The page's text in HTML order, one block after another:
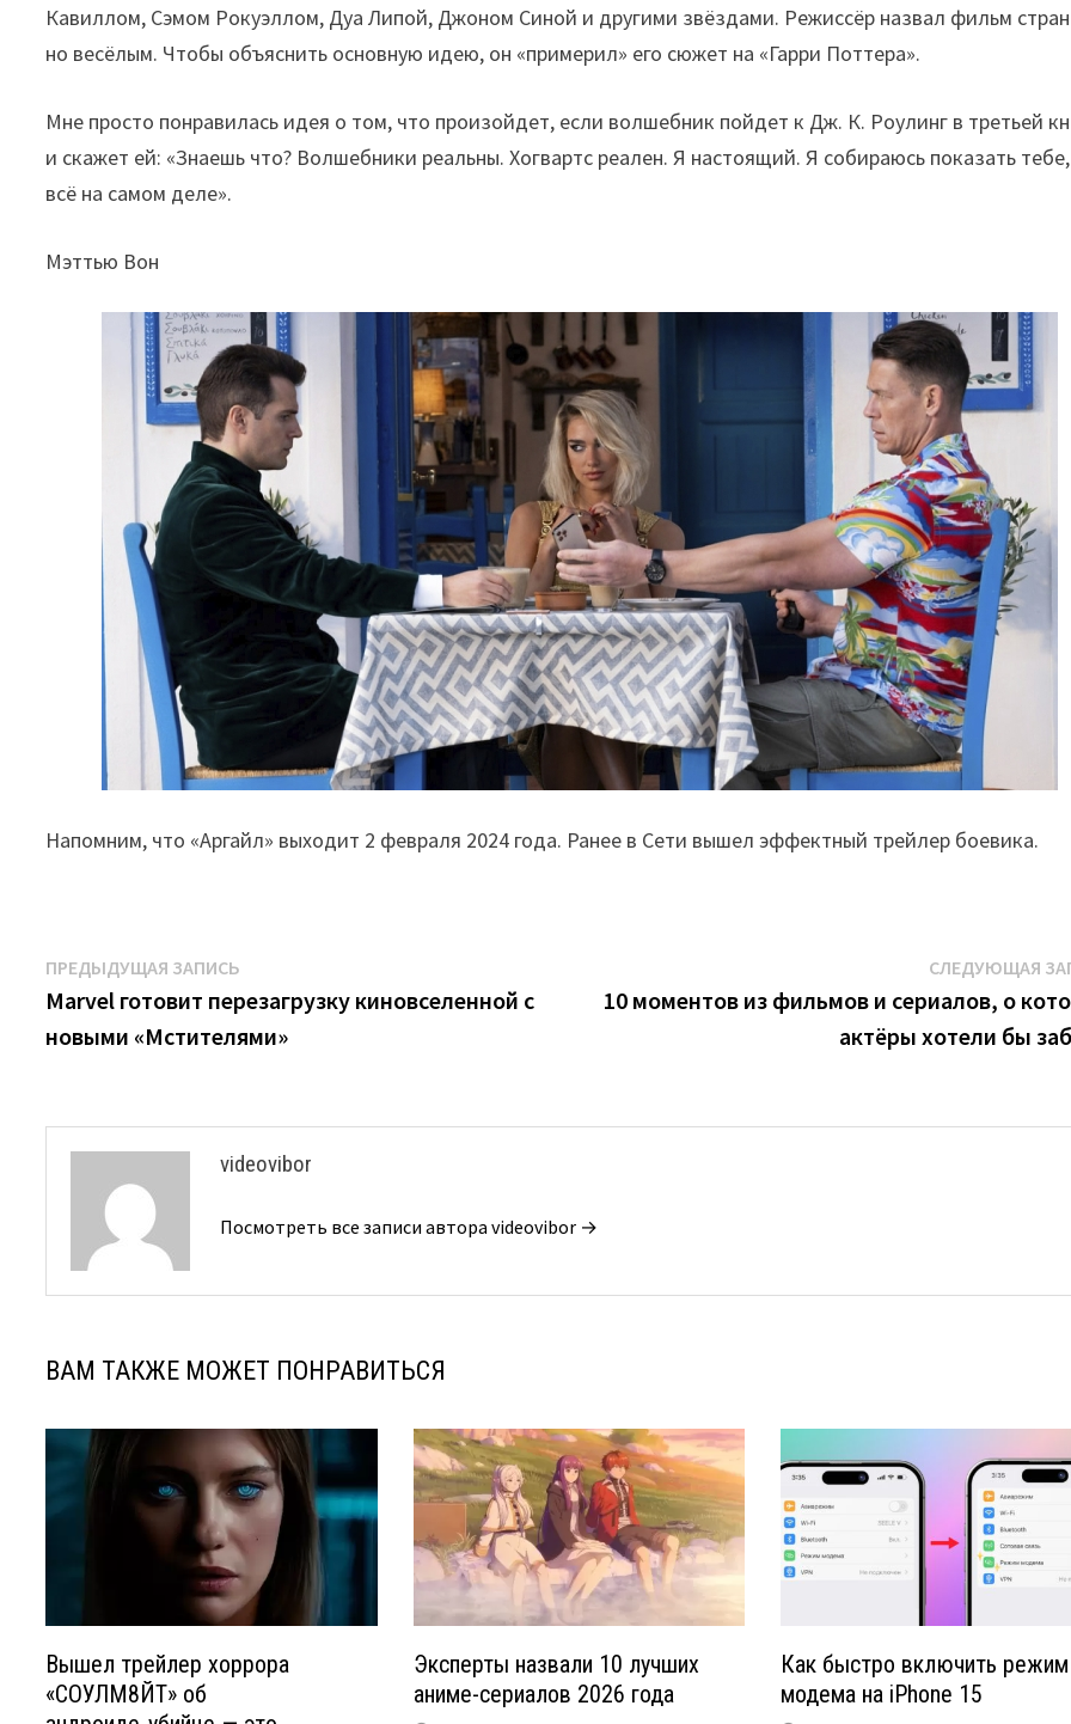
Кавиллом, Сэмом Рокуэллом, Дуа Липой, Джоном Синой и другими звёздами. Режиссёр назвал фильм
но весёлым. Чтобы объяснить основную идею, он «примерил» его сюжет на «Гарри Поттера».
Мне просто понравилась идея о том, что произойдет, если волшебник пойдет к Дж. К. Роулинг в третьей
и скажет ей: «Знаешь что? Волшебники реальны. Хогвартс реален. Я настоящий. Я собираюсь показать
всё на самом деле».
Мэттью Вон
Напомним, что «Аргайл» выходит 2 февраля 2024 года. Ранее в Сети вышел эффектный трейлер боевика.
Навигация
по
ПРЕДЫДУЩАЯ ЗАПИСЬ
запись:
Marvel готовит перезагрузку киновселенной с
новыми «Мстителями»
СЛЕДУЮЩАЯ
10 моментов из фильмов и сериалов, о
актёры хотели бы
videovibor
Посмотреть все записи автора videovibor →
ВАМ ТАКЖЕ МОЖЕТ ПОНРАВИТЬСЯ
Вышел трейлер хоррора
«СОУЛМ8ЙТ» об
Эксперты назвали 10 лучших
аниме-сериалов 2026 года
Как быстро включить режим
модема на iPhone 15